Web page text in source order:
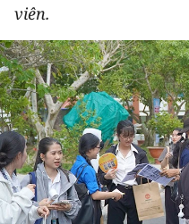
THẾ GIỚI
THỂ THAO
GIÁO DỤC
Y TẾ
KHOA HỌC - CÔNG NGHỆ
viên.